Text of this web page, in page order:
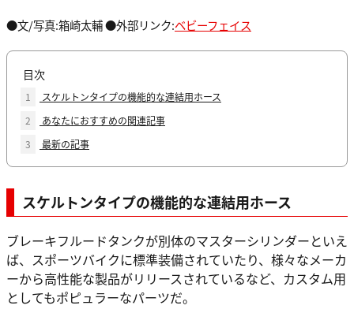
●文/写真:箱崎太輔 ●外部リンク:ベビーフェイス
目次
1
スケルトンタイプの機能的な連結用ホース
2
あなたにおすすめの関連記事
3
最新の記事
スケルトンタイプの機能的な連結用ホース
ブレーキフルードタンクが別体のマスターシリンダーといえ
ば、スポーツバイクに標準装備されていたり、様々なメーカ
ーから高性能な製品がリリースされているなど、カスタム用
としてもポピュラーなパーツだ。